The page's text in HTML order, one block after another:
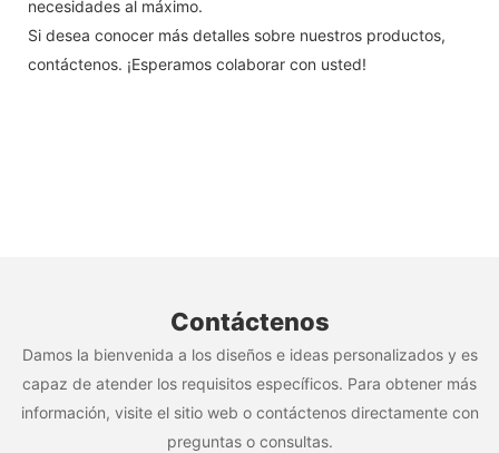
necesidades al máximo.
Si desea conocer más detalles sobre nuestros productos,
contáctenos. ¡Esperamos colaborar con usted!
Contáctenos
Damos la bienvenida a los diseños e ideas personalizados y es
capaz de atender los requisitos específicos. Para obtener más
información, visite el sitio web o contáctenos directamente con
preguntas o consultas.